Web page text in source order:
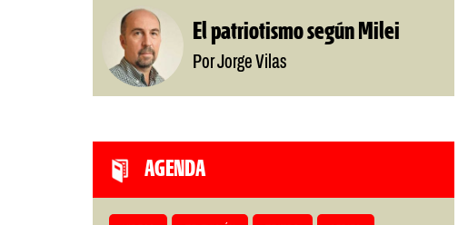
El patriotismo según Milei
Por Jorge Vilas
AGENDA